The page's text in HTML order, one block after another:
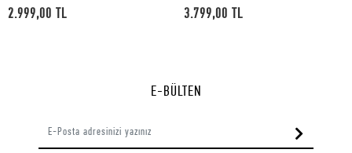
50x70 cm
2.999,00 TL 3.799,00 TL
E-BÜLTEN